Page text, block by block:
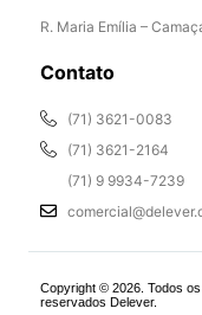
R. Maria Emília –
Contato
(71) 3621-0083
(71) 3621-2164
(71) 9 9934-7239
Copyright © 2026. Todos os
reservados Delever.